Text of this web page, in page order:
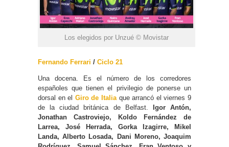
Los elegidos por Unzué © Movistar
Fernando Ferrari / Ciclo 21
Una docena. Es el número de los corredores
españoles que tienen el privilegio de ponerse un
dorsal en el Giro de Italiaque arrancó el viernes 9
de la ciudad británica de Belfast.
Igor Antón,
Jonathan Castroviejo, Koldo Fernández de
Larrea, José Herrada, Gorka Izagirre, Mikel
Landa, Alberto Losada, Dani Moreno, Joaquim